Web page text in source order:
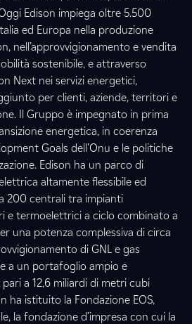
Edison impiega oltre 5.500
ed Europa nella produzione
nell’approvvigionamento e vendita
sostenibile, e attraverso
Next nei servizi energetici,
per clienti, aziende, territori e
Il Gruppo è impegnato in prima
energetica, in coerenza
Goals dell’Onu e le politiche
Edison ha un parco di
altamente flessibile ed
200 centrali tra impianti
e termoelettrici a ciclo combinato a
una potenza complessiva di circa
di GNL e gas
a un portafoglio ampio e
a 12,6 miliardi di metri cubi
ha istituito la Fondazione EOS,
la fondazione d’impresa con cui la